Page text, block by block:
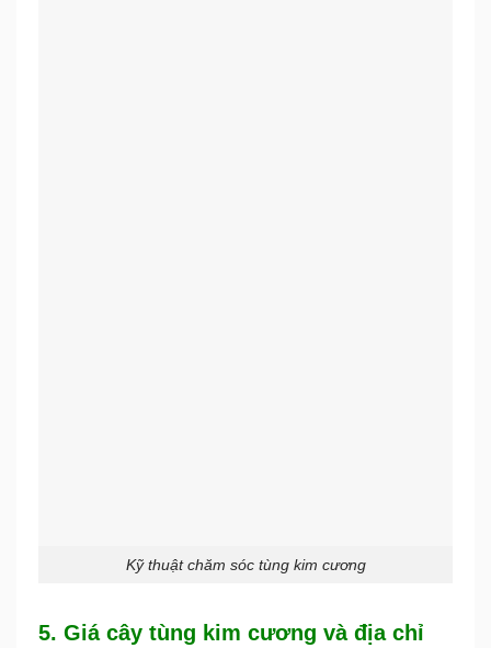
Kỹ thuật chăm sóc tùng kim cương
5. Giá cây tùng kim cương và địa chỉ